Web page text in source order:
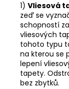
1) Vliesová
zeď se
schopností
vliesových
tohoto typu
na kterou se
lepení
tapety.
bez zbytků.